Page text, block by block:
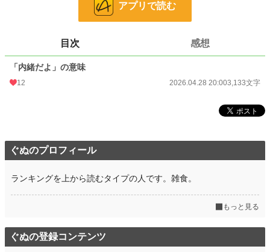
8,563 位 / 66,375 件
24h.ポイント 35 pt
文字数
初回完結日時 2026.04.28 20:00
420 pt (37,846 位)
累計ポイント 6,408 pt (115,368 位)
アプリで読む
目次 感想
「内緒だよ」の意味
12 2026.04.28 20:003,133文字
ぐぬのプロフィール
ランキングを上から読むタイプの人です。雑食。
もっと見る
ぐぬの登録コンテンツ